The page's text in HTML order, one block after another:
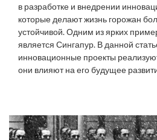
в разработке и внедрении
которые делают жизнь горожан
устойчивой. Одним из ярких
является Сингапур. В данной
инновационные проекты
они влияют на его будущее